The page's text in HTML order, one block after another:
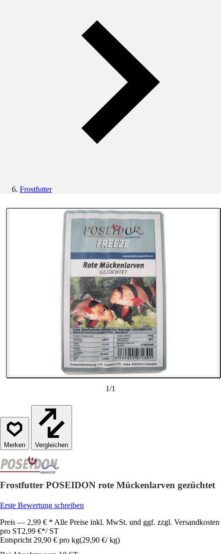
Frostfutter
1/1
Vergleichen
Frostfutter POSEIDON rote Mückenlarven gezüchtet
Erste Bewertung schreiben
Preis — 2,99 € * Alle Preise inkl. MwSt. und ggf. zzgl. Versandkosten
pro ST2,99 €*/ ST
Entspricht 29,90 € pro kg(29,90 €/ kg)